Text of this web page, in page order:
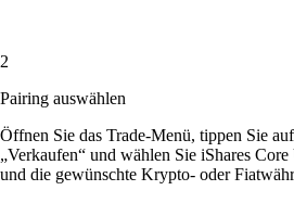
2
Pairing auswählen
Öffnen Sie das Trade-Menü, tippen Sie
„Verkaufen“ und wählen Sie iShares
und die gewünschte Krypto- oder